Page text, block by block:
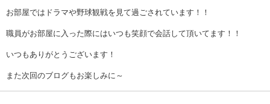
お部屋ではドラマや野球観戦を見て過ごされています！！
職員がお部屋に入った際にはいつも笑顔で会話して頂いてます！！
いつもありがとうございます！
また次回のブログもお楽しみに～